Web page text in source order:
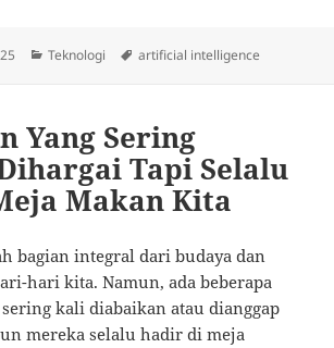
Categories
Teknologi Tags
artificial intelligence
Yang Sering
Tapi Selalu
Makan Kita
bagian integral dari budaya dan
hari kita. Namun, ada beberapa
kali diabaikan atau dianggap
mereka selalu hadir di meja